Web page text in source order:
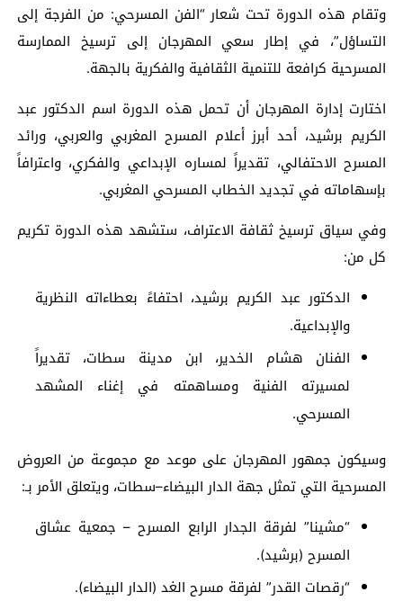
وتقام هذه الدورة تحت شعار “الفن المسرحي: من الفرجة إلى
التساؤل”، في إطار سعي المهرجان إلى ترسيخ الممارسة
المسرحية كرافعة للتنمية الثقافية والفكرية بالجهة.
اختارت إدارة المهرجان أن تحمل هذه الدورة اسم الدكتور عبد
الكريم برشيد، أحد أبرز أعلام المسرح المغربي والعربي، ورائد
المسرح الاحتفالي، تقديراً لمساره الإبداعي والفكري، واعترافاً
بإسهاماته في تجديد الخطاب المسرحي المغربي.
وفي سياق ترسيخ ثقافة الاعتراف، ستشهد هذه الدورة تكريم
كل من:
الدكتور عبد الكريم برشيد، احتفاءً بعطاءاته النظرية
والإبداعية.
الفنان هشام الخدير، ابن مدينة سطات، تقديراً
لمسيرته الفنية ومساهمته في إغناء المشهد
المسرحي.
وسيكون جمهور المهرجان على موعد مع مجموعة من العروض
المسرحية التي تمثل جهة الدار البيضاء–سطات، ويتعلق الأمر بـ:
“مشينا” لفرقة الجدار الرابع المسرح – جمعية عشاق
المسرح (برشيد).
“رقصات القدر” لفرقة مسرح الغد (الدار البيضاء).